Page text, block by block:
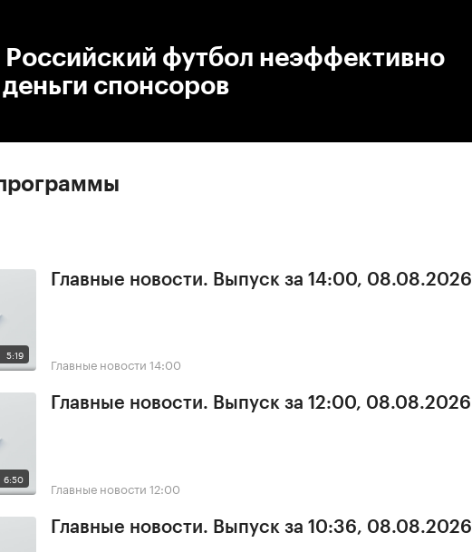
Российский футбол неэффективно
спонсоров
5:19
Главные новости. Выпуск за 14:00, 08.08.2026
Главные новости 14:00
6:50
Главные новости. Выпуск за 12:00, 08.08.2026
Главные новости 12:00
Главные новости. Выпуск за 10:36, 08.08.2026